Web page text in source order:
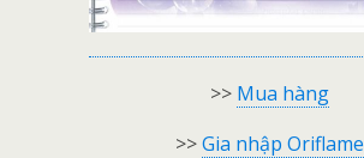
>> Mua hàng
>>Gia nhập Oriflame